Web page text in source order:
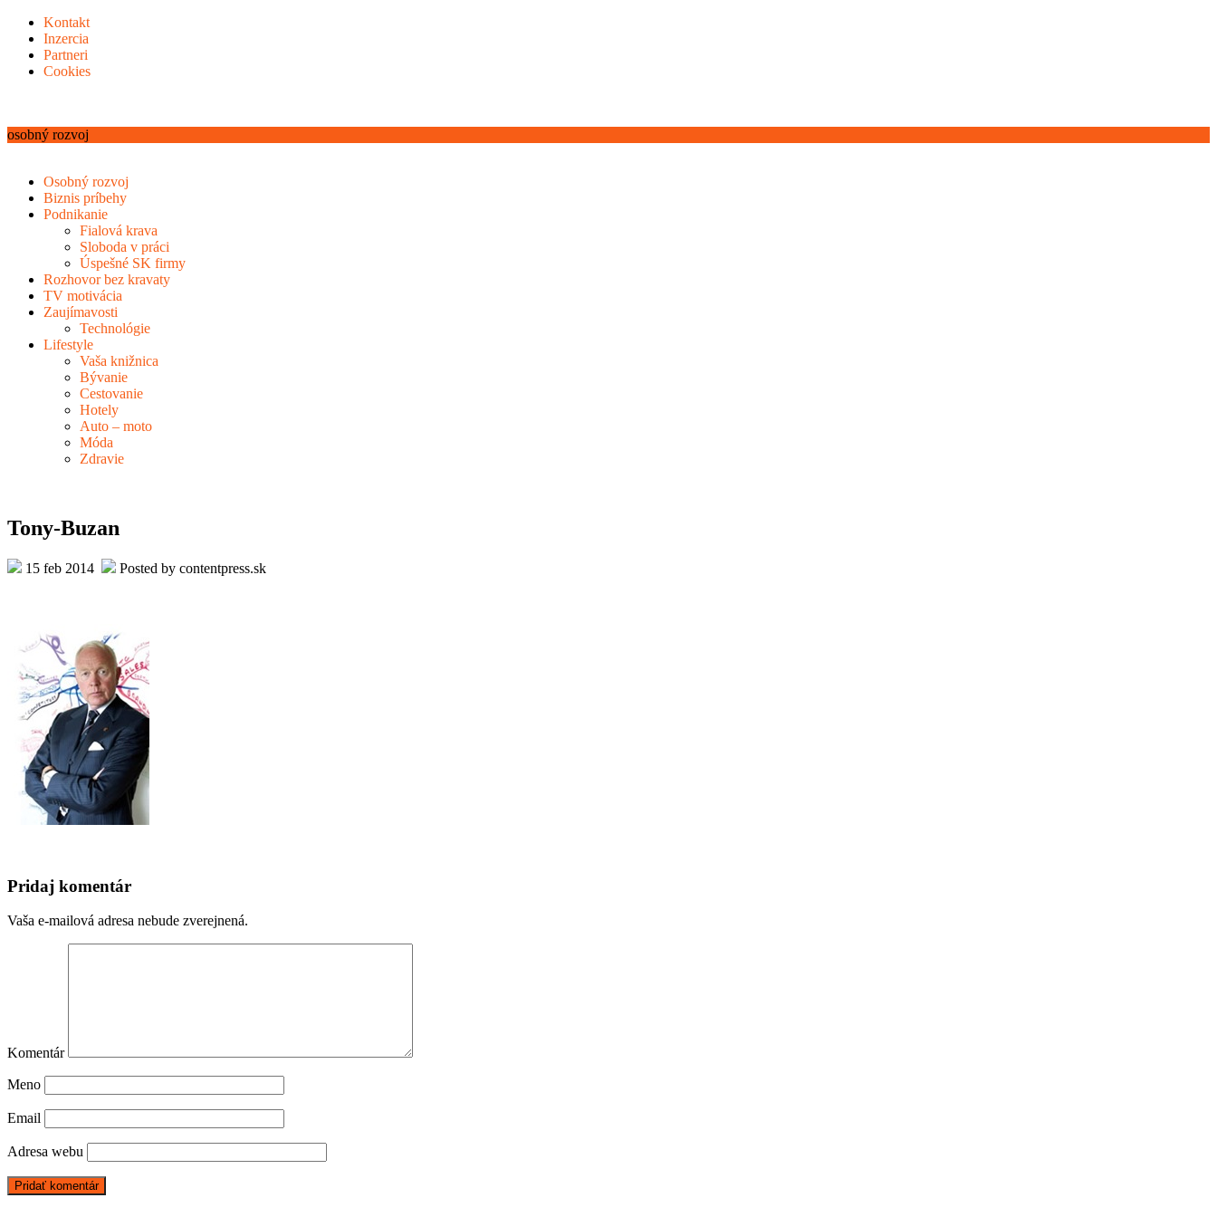
Kontakt
Inzercia
Partneri
Cookies
osobný rozvoj
Osobný rozvoj
Biznis príbehy
Podnikanie
Fialová krava
Sloboda v práci
Úspešné SK firmy
Rozhovor bez kravaty
TV motivácia
Zaujímavosti
Technológie
Lifestyle
Vaša knižnica
Bývanie
Cestovanie
Hotely
Auto – moto
Móda
Zdravie
Tony-Buzan
15 feb 2014 Posted by contentpress.sk
Pridaj komentár
Vaša e-mailová adresa nebude zverejnená.
Komentár
Meno
Email
Adresa webu